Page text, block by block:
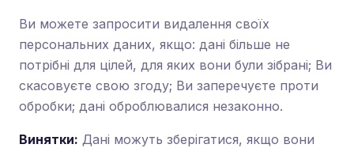
Ви можете запросити видалення своїх
персональних даних, якщо: дані більше не
потрібні для цілей, для яких вони були зібрані; Ви
скасовуєте свою згоду; Ви заперечуєте проти
обробки; дані оброблювалися незаконно.
Винятки: Дані можуть зберігатися, якщо вони